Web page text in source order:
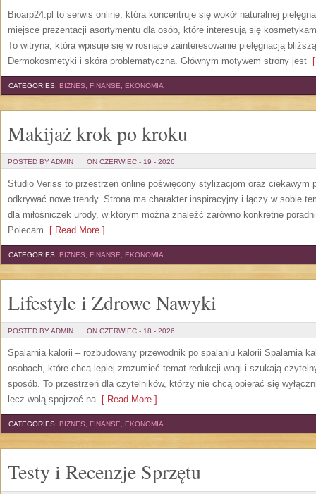
Bioarp24.pl to serwis online, która koncentruje się wokół naturalnej
miejsce prezentacji asortymentu dla osób, które interesują się
To witryna, która wpisuje się w rosnące zainteresowanie pielęgnacją
Dermokosmetyki i skóra problematyczna. Głównym motywem strony jest
CATEGORIES: BIZNES, FINANSE, EKONOMIA
Makijaż krok po kroku
POSTED BY ADMIN ON CZERWIEC - 19 - 2026
Studio Veriss to przestrzeń online poświęcony stylizacjom oraz ciekawym
odkrywać nowe trendy. Strona ma charakter inspiracyjny i łączy w sobie
dla miłośniczek urody, w którym można znaleźć zarówno konkretne
Polecam [ Read More ]
CATEGORIES: BIZNES, FINANSE, EKONOMIA
Lifestyle i Zdrowe Nawyki
POSTED BY ADMIN ON CZERWIEC - 18 - 2026
Spalarnia kalorii – rozbudowany przewodnik po spalaniu kalorii Spalarnia
osobach, które chcą lepiej zrozumieć temat redukcji wagi i szukają
sposób. To przestrzeń dla czytelników, którzy nie chcą opierać się
lecz wolą spojrzeć na[ Read More ]
CATEGORIES: BIZNES, FINANSE, EKONOMIA
Testy i Recenzje Sprzętu